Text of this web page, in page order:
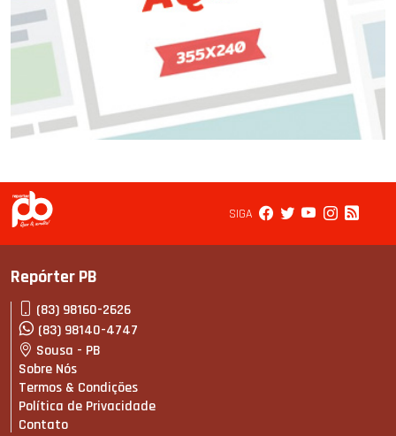
SIGA
Repórter PB
(83) 98160-2626
(83) 98140-4747
Sousa - PB
Sobre Nós
Termos & Condições
Política de Privacidade
Contato